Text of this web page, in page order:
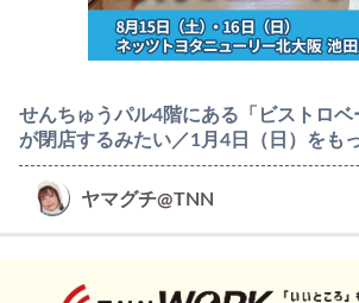
せんちゅうパル4階にある「ビストロベ
が閉店するみたい／1月4日（日）をも
ヤマグチ@TNN